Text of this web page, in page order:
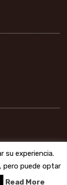
su experiencia.
pero puede optar
Read More